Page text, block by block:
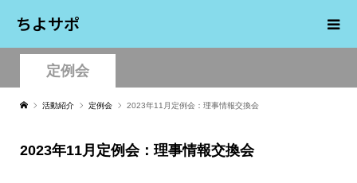
ちよサポ
定例会
活動紹介 定例会 2023年11月定例会：理事情報交換会
2023年11月定例会：理事情報交換会